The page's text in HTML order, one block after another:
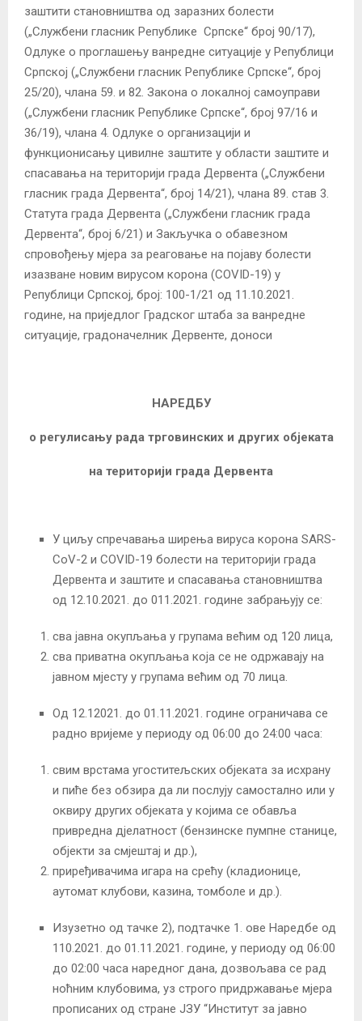
заштити становништва од заразних болести
(„Службени гласник Републике Српске“ број 90/17),
Одлуке о проглашењу ванредне ситуације у Републици
Српској („Службени гласник Републике Српске“, број
25/20), члана 59. и 82. Закона о локалној самоуправи
(„Службени гласник Републике Српске“, број 97/16 и
36/19), члана 4. Одлуке о организацији и
функционисању цивилне заштите у области заштите и
спасавања на територији града Дервента („Службени
гласник града Дервента“, број 14/21), чланa 89. став 3.
Статута града Дервента („Службени гласник града
Дервента“, број 6/21) и Закључка о обавезном
спровођењу мјера за реаговање на појаву болести
изазване новим вирусом корона (COVID-19) у
Републици Српској, број: 100-1/21 од 11.10.2021.
године, на приједлог Градског штаба за ванредне
ситуације, градоначелник Дервенте, доноси
НАРЕДБУ
о регулисању рада трговинских и других објеката
на територији града Дервента
У циљу спречавања ширења вируса корона SARS-
CoV-2 и COVID-19 болести на територији града
Дервента и заштите и спасавања становништва
од 12.10.2021. до 011.2021. године забрањују се:
сва јавна окупљања у групама већим од 120 лицa,
сва приватна окупљања која се не одржавају на
јавном мјесту у групама већим од 70 лица.
Од 12.12021. до 01.11.2021. године ограничава се
радно вријеме у периоду од 06:00 до 24:00 часа:
свим врстама угоститељских објеката за исхрану
и пиће без обзира да ли послују самостално или у
оквиру других објеката у којима се обавља
привредна дјелатност (бензинске пумпне станице,
објекти за смјештај и др.),
приређивачима игара на срећу (кладионице,
аутомат клубови, казина, томболе и др.).
Изузетно од тачке 2), подтачке 1. ове Наредбе од
110.2021. до 01.11.2021. године, у периоду од 06:00
до 02:00 часа наредног дана, дозвољава се рад
ноћним клубовима, уз строго придржавање мјера
прописаних од стране ЈЗУ “Институт за јавно